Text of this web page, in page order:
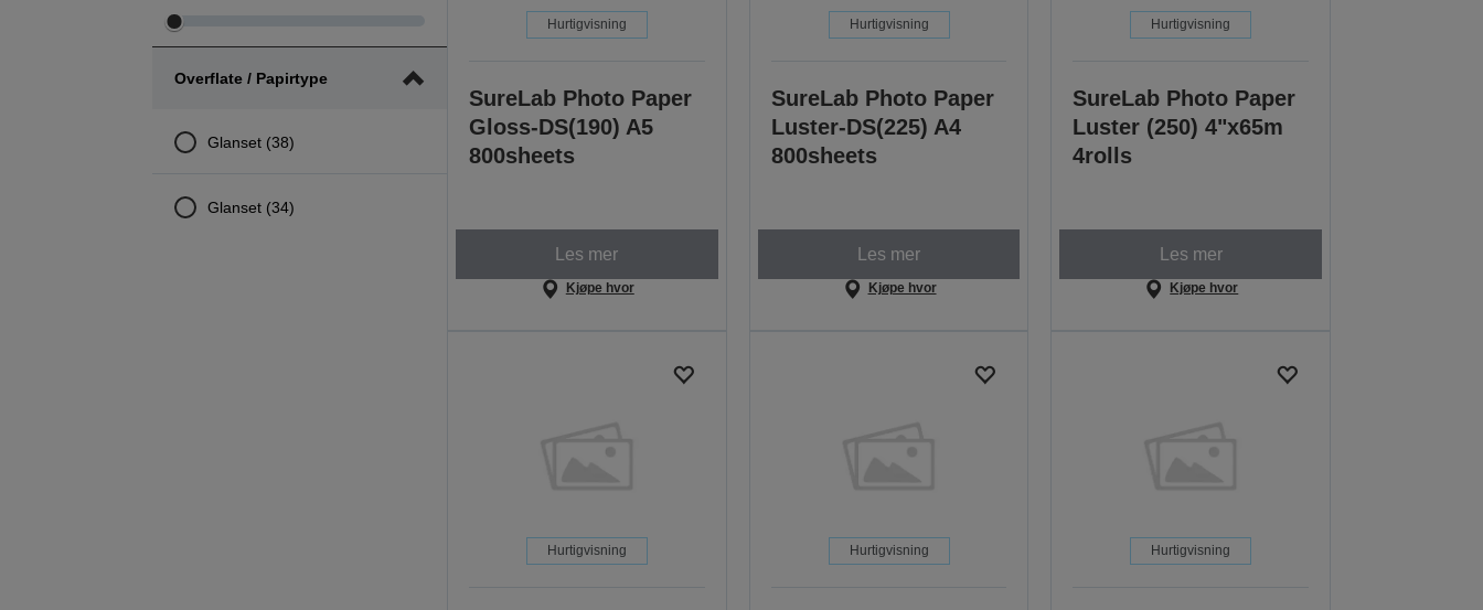
Juster
minimal
Juster
maksimal
Overflate / Papirtype
Glanset (38)
Glanset (34)
Hurtigvisning
SureLab Photo Paper
Gloss-DS(190) A5
800sheets
Les mer
Kjøpe hvor
Hurtigvisning
SureLab Photo Paper
Luster-DS(225) A4
800sheets
Les mer
Kjøpe hvor
Hurtigvisning
SureLab Photo Paper
Luster (250) 4"x65m
4rolls
Les mer
Kjøpe hvor
Hurtigvisning Hurtigvisning Hurtigvisning